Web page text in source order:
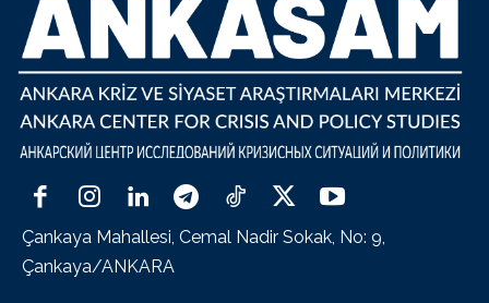
Çankaya Mahallesi, Cemal Nadir Sokak, No: 9,
Çankaya/ANKARA